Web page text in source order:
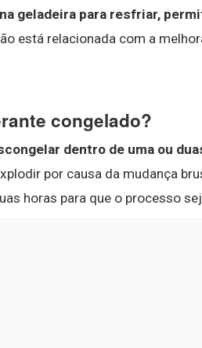
geladeira para resfriar,
está relacionada com a
congelado?
dentro de uma ou
por causa da mudança
horas para que o processo